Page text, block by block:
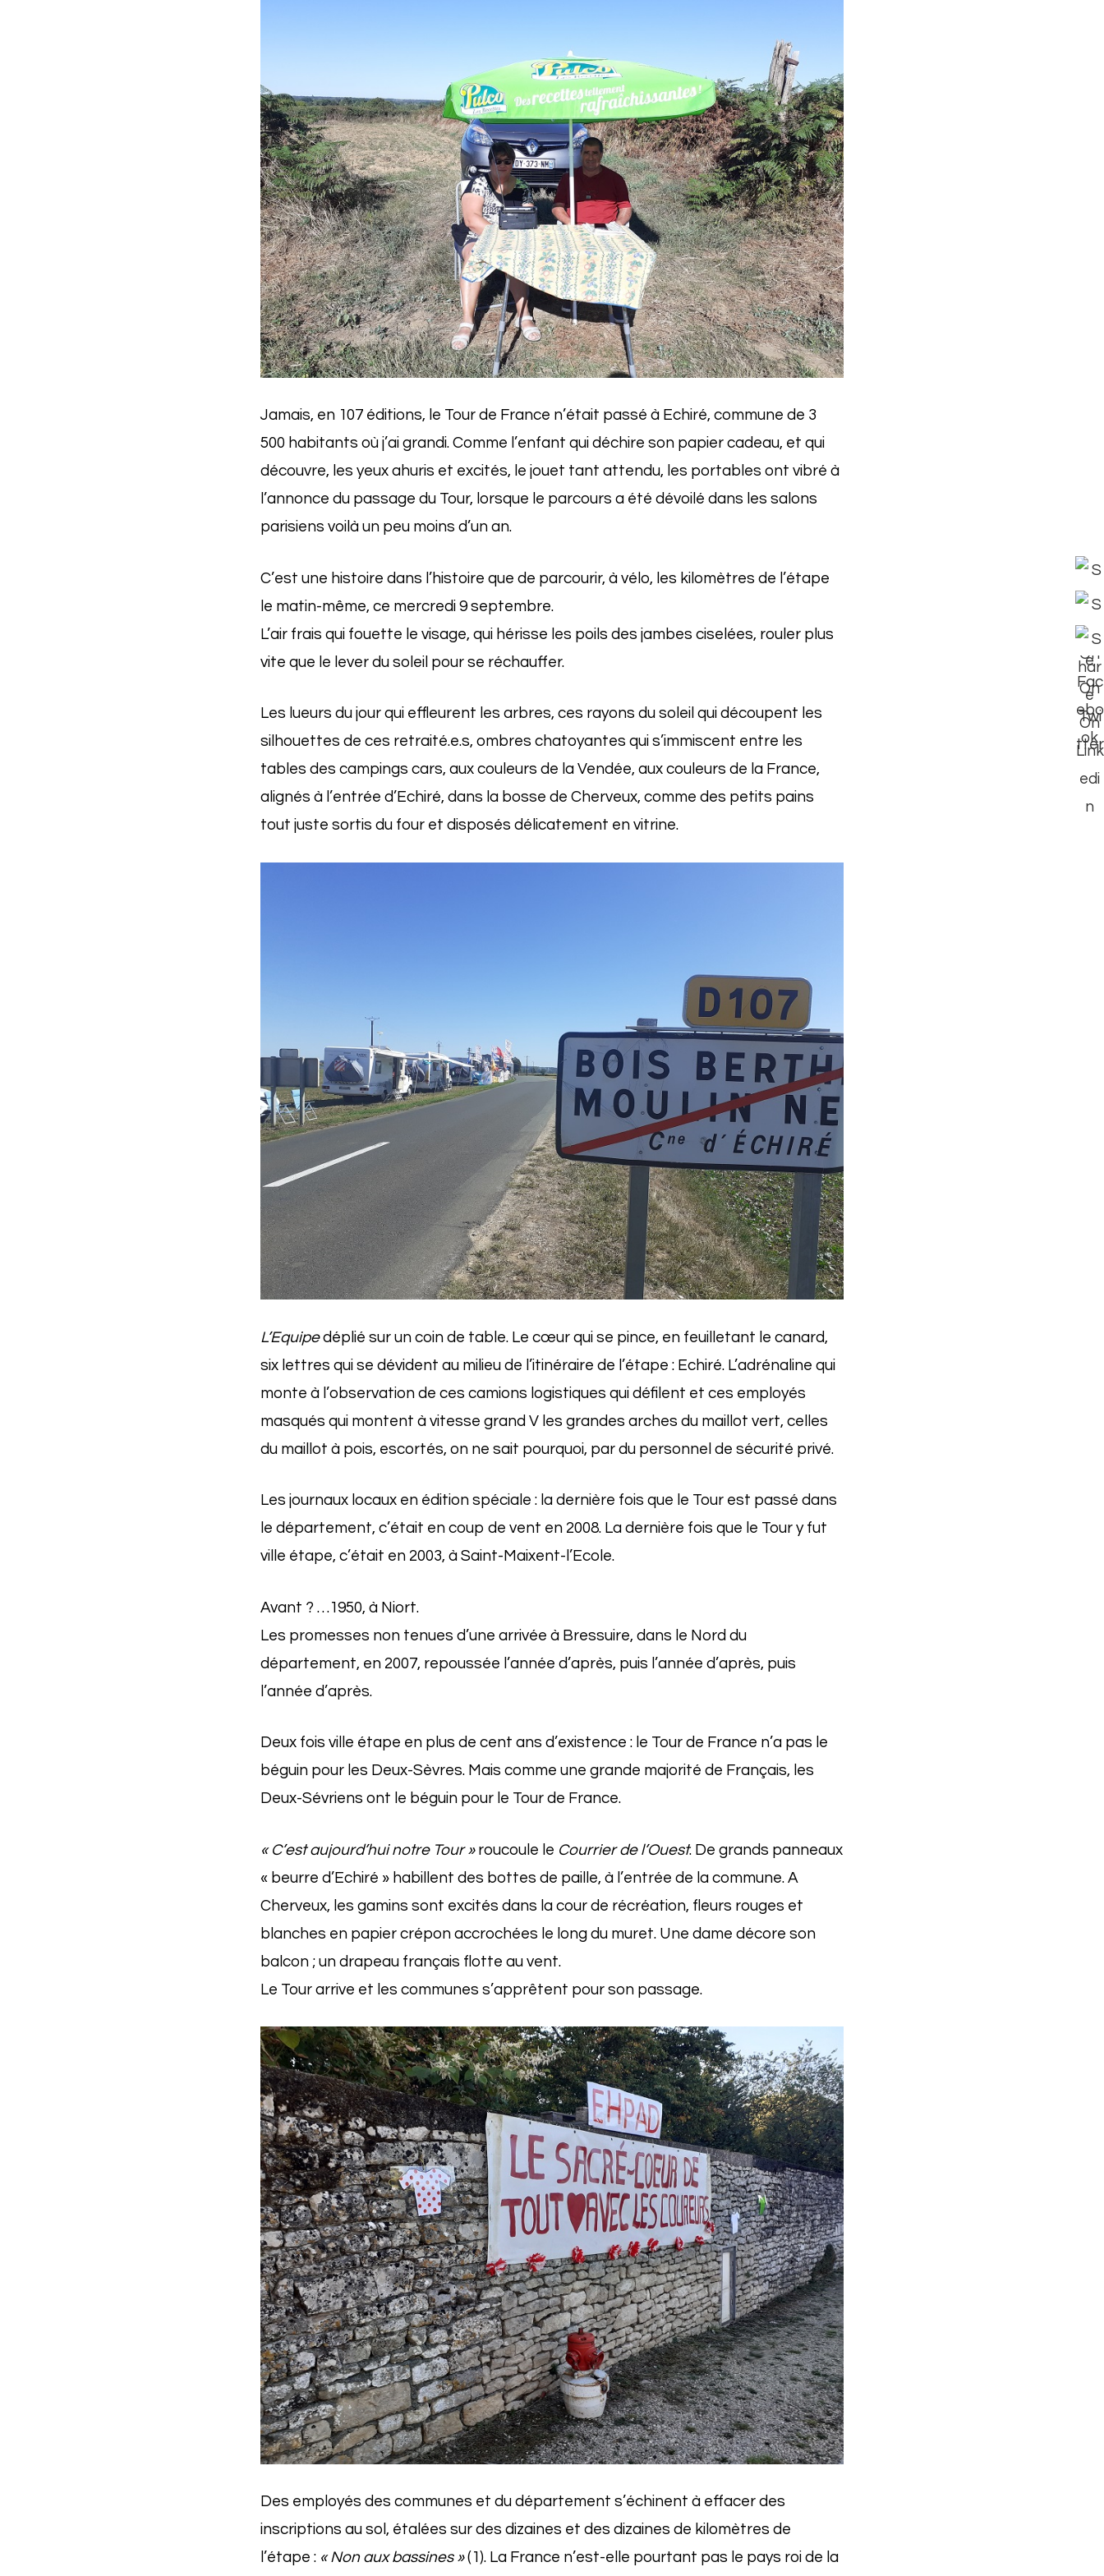
Jamais, en 107 éditions, le Tour de France n’était passé à Echiré, commune de 3
500 habitants où j’ai grandi. Comme l’enfant qui déchire son papier cadeau, et qui
découvre, les yeux ahuris et excités, le jouet tant attendu, les portables ont vibré à
l’annonce du passage du Tour, lorsque le parcours a été dévoilé dans les salons
parisiens voilà un peu moins d’un an.
C’est une histoire dans l’histoire que de parcourir, à vélo, les kilomètres de l’étape
le matin-même, ce mercredi 9 septembre.
L’air frais qui fouette le visage, qui hérisse les poils des jambes ciselées, rouler plus
vite que le lever du soleil pour se réchauffer.
Les lueurs du jour qui effleurent les arbres, ces rayons du soleil qui découpent les
silhouettes de ces retraité.e.s, ombres chatoyantes qui s’immiscent entre les
tables des campings cars, aux couleurs de la Vendée, aux couleurs de la France,
alignés à l’entrée d’Echiré, dans la bosse de Cherveux, comme des petits pains
tout juste sortis du four et disposés délicatement en vitrine.
L’Equipedéplié sur un coin de table. Le cœur qui se pince, en feuilletant le canard,
six lettres qui se dévident au milieu de l’itinéraire de l’étape : Echiré. L’adrénaline qui
monte à l’observation de ces camions logistiques qui défilent et ces employés
masqués qui montent à vitesse grand V les grandes arches du maillot vert, celles
du maillot à pois, escortés, on ne sait pourquoi, par du personnel de sécurité privé.
Les journaux locaux en édition spéciale : la dernière fois que le Tour est passé dans
le département, c’était en coup de vent en 2008. La dernière fois que le Tour y fut
ville étape, c’était en 2003, à Saint-Maixent-l’Ecole.
Avant ? …1950, à Niort.
Les promesses non tenues d’une arrivée à Bressuire, dans le Nord du
département, en 2007, repoussée l’année d’après, puis l’année d’après, puis
l’année d’après.
Deux fois ville étape en plus de cent ans d’existence : le Tour de France n’a pas le
béguin pour les Deux-Sèvres. Mais comme une grande majorité de Français, les
Deux-Sévriens ont le béguin pour le Tour de France.
« C’est aujourd’hui notre Tour »roucoule le Courrier de l’Ouest. De grands panneaux
« beurre d’Echiré » habillent des bottes de paille, à l’entrée de la commune. A
Cherveux, les gamins sont excités dans la cour de récréation, fleurs rouges et
blanches en papier crépon accrochées le long du muret. Une dame décore son
balcon ; un drapeau français flotte au vent.
Le Tour arrive et les communes s’apprêtent pour son passage.
Des employés des communes et du département s’échinent à effacer des
inscriptions au sol, étalées sur des dizaines et des dizaines de kilomètres de
l’étape : « Non aux bassines »(1). La France n’est-elle pourtant pas le pays roi de la